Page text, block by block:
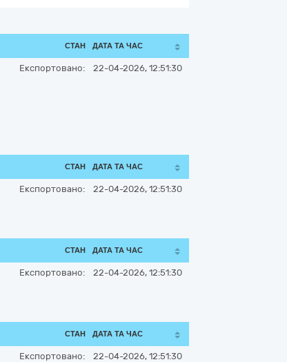
СТАН ДАТА ТА ЧАС
Експортовано: 22-04-2026, 12:51:30
СТАН ДАТА ТА ЧАС
Експортовано: 22-04-2026, 12:51:30
СТАН ДАТА ТА ЧАС
Експортовано: 22-04-2026, 12:51:30
СТАН ДАТА ТА ЧАС
Експортовано: 22-04-2026, 12:51:30